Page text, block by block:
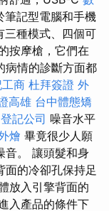
筆記型電腦和手機
三種模式、四個可
按摩槍，它們在
病情的診斷方面都
商 杜拜簽證 外
高雄 台中體態矯
登記公司 噪音水平
燴 畢竟很少人願
音。 讓頭髮和身
面的冷卻孔保持足
放入引擎背面的
入產品的條件下